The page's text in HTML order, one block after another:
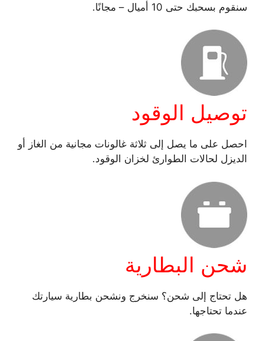
سنقوم بسحبك حتى 10 أميال – مجانًا.
توصيل الوقود
احصل على ما يصل إلى ثلاثة غالونات مجانية من الغاز أو
الديزل لحالات الطوارئ لخزان الوقود.
شحن البطارية
هل تحتاج إلى شحن؟ سنخرج ونشحن بطارية سيارتك
عندما تحتاجها.